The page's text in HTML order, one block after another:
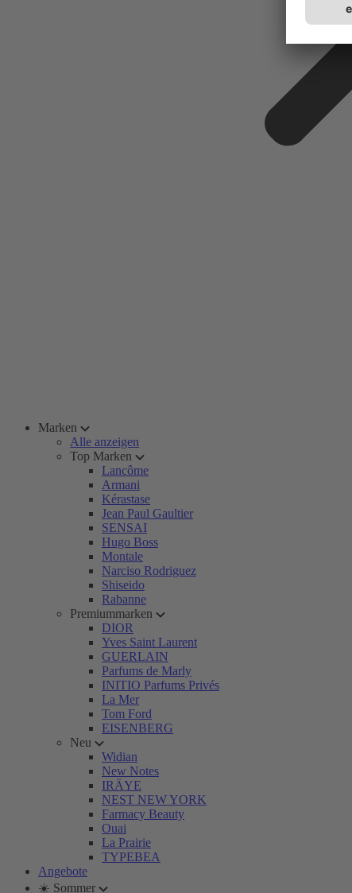
Marken
Alle anzeigen
Top Marken
Lancôme
Armani
Kérastase
Jean Paul Gaultier
SENSAI
Hugo Boss
Montale
Narciso Rodriguez
Shiseido
Rabanne
Premiummarken
DIOR
Yves Saint Laurent
GUERLAIN
Parfums de Marly
INITIO Parfums Privés
La Mer
Tom Ford
EISENBERG
Neu
Widian
New Notes
IRÄYE
NEST NEW YORK
Farmacy Beauty
Ouai
La Prairie
TYPEBEA
Angebote
☀️ Sommer